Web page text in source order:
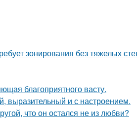
зонирования без тяжелых
благоприятного васту.
выразительный и с настроением.
что он остался не из любви?